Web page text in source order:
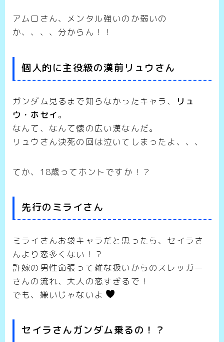
アムロさん、メンタル強いのか弱いの
か、、、、分からん！！
個人的に主役級の漢前リュウさん
ガンダム見るまで知らなかったキャラ、
リュ
ウ・ホセイ。
なんて、なんて懐の広い漢なんだ。
リュウさん決死の回は泣いてしまったよ、、、
てか、18歳ってホントですか！？
先行のミライさん
ミライさんお袋キャラだと思ったら、セイラさ
んより恋多くない！？
許嫁の男性命張って雑な扱いからのスレッガー
さんの流れ、大人の恋すぎるで！
でも、嫌いじゃないよ
セイラさんガンダム乗るの！？